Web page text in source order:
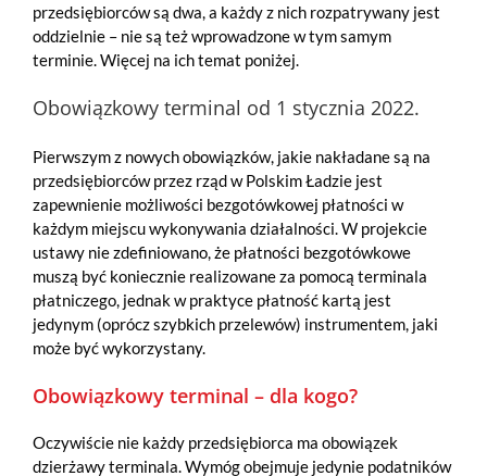
przedsiębiorców są dwa, a każdy z nich rozpatrywany jest
oddzielnie – nie są też wprowadzone w tym samym
terminie. Więcej na ich temat poniżej.
Obowiązkowy terminal od 1 stycznia 2022.
Pierwszym z nowych obowiązków, jakie nakładane są na
przedsiębiorców przez rząd w Polskim Ładzie jest
zapewnienie możliwości bezgotówkowej płatności w
każdym miejscu wykonywania działalności. W projekcie
ustawy nie zdefiniowano, że płatności bezgotówkowe
muszą być koniecznie realizowane za pomocą terminala
płatniczego, jednak w praktyce płatność kartą jest
jedynym (oprócz szybkich przelewów) instrumentem, jaki
może być wykorzystany.
Obowiązkowy terminal – dla kogo?
Oczywiście nie każdy przedsiębiorca ma obowiązek
dzierżawy terminala. Wymóg obejmuje jedynie podatników